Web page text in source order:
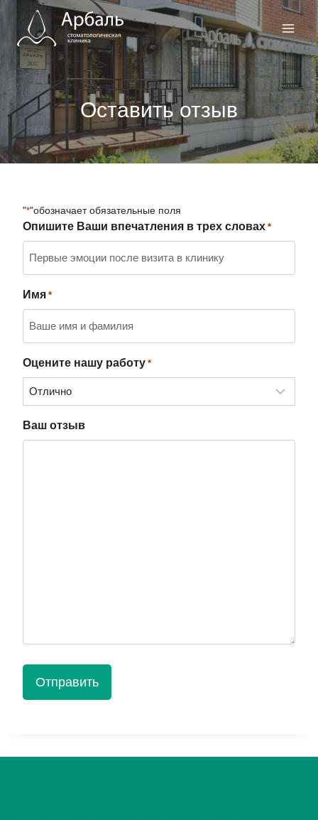
Перейти
содержимому
Оставить отзыв
"*"обозначает обязательные поля
Опишите Ваши впечатления в трех словах *
Имя *
Оцените нашу работу *
Ваш отзыв